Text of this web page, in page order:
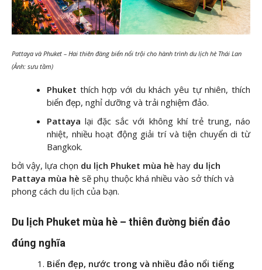
Pattaya và Phuket – Hai thiên đàng biển nổi trội cho hành trình du lịch hè Thái Lan
(Ảnh: sưu tầm)
Phuket thích hợp với du khách yêu tự nhiên, thích
biển đẹp, nghỉ dưỡng và trải nghiệm đảo.
Pattaya lại đặc sắc với không khí trẻ trung, náo
nhiệt, nhiều hoạt động giải trí và tiện chuyển di từ
Bangkok.
bởi vậy, lựa chọn du lịch Phuket mùa hè hay du lịch
Pattaya mùa hè sẽ phụ thuộc khá nhiều vào sở thích và
phong cách du lịch của bạn.
Du lịch Phuket mùa hè – thiên đường biển đảo
đúng nghĩa
Biển đẹp, nước trong và nhiều đảo nổi tiếng